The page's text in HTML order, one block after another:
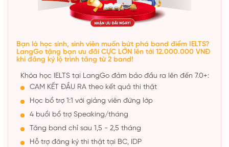
Bạn là học sinh, sinh viên muốn bứt phá band điểm IELTS?
LangGo tặng bạn ưu đãi CỰC LỚN lên tới 12.000.000 VNĐ
khi đăng ký lộ trình tăng từ 2 band!
Khóa học IELTS tại LangGo đảm bảo đầu ra lên đến 7.0+:
CAM KẾT ĐẦU RA theo kết quả thi thật
Học bổ trợ 1:1 với giảng viên đứng lớp
4 buổi bổ trợ Speaking/tháng
Tăng band chỉ sau 1,5 - 2,5 tháng
Hỗ trợ đăng ký thi thật tại BC, IDP